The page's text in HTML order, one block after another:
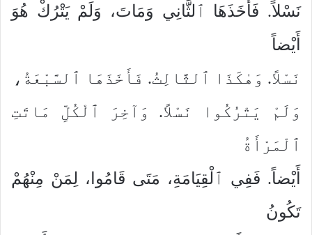
نَسْلاً. فَأَخَذَهَا ٱلثَّانِي وَمَاتَ، وَلَمْ يَتْرُكْ هُوَ
أَيْضاً
نَسْلاً. وَهٰكَذَا ٱلثَّالِثُ. فَأَخَذَهَا ٱلسَّبْعَةُ،
وَلَمْ يَتْرُكُوا نَسْلاً. وَآخِرَ ٱلْكُلِّ مَاتَتِ
ٱلْمَرْأَةُ
أَيْضاً. فَفِي ٱلْقِيَامَةِ، مَتَى قَامُوا، لِمَنْ مِنْهُمْ
تَكُونُ